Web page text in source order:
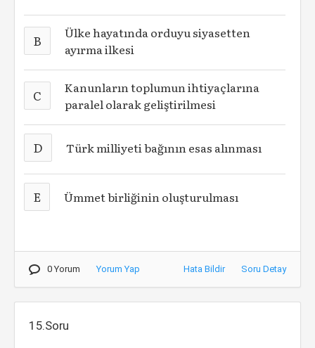
B
Ülke hayatında orduyu siyasetten
ayırma ilkesi
C
Kanunların toplumun ihtiyaçlarına
paralel olarak geliştirilmesi
D Türk milliyeti bağının esas alınması
E Ümmet birliğinin oluşturulması
0 Yorum Yorum Yap Hata Bildir Soru Detay
15.Soru